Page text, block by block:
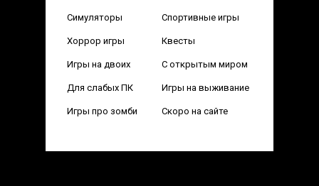
Симуляторы Спортивные игры
Хоррор игры Квесты
Игры на двоих С открытым миром
Для слабых ПК Игры на выживание
Игры про зомби Скоро на сайте